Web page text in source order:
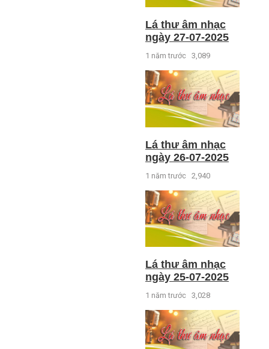
Lá thư âm nhạc
ngày 27-07-2025
1 năm trước 3,089
Lá thư âm nhạc
ngày 26-07-2025
1 năm trước 2,940
Lá thư âm nhạc
ngày 25-07-2025
1 năm trước 3,028